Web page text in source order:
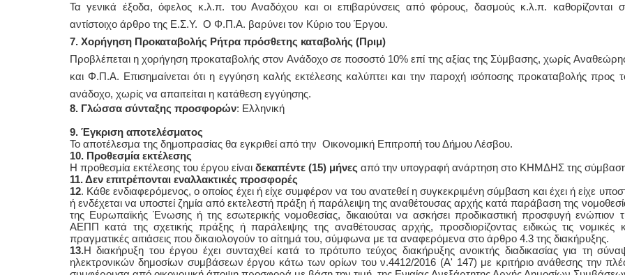
Τα γενικά έξοδα, όφελος κ.λ.π. του Αναδόχου και οι επιβαρύνσεις από φόρους, δασμούς κ.λ.π. καθορίζονται
αντίστοιχο άρθρο της Ε.Σ.Υ. Ο Φ.Π.Α. βαρύνει τον Κύριο του Έργου.
7. Χορήγηση Προκαταβολής Ρήτρα πρόσθετης καταβολής (Πριμ)
Προβλέπεται η χορήγηση προκαταβολής στον Ανάδοχο σε ποσοστό 10% επί της αξίας της Σύμβασης, χωρίς
και Φ.Π.Α. Επισημαίνεται ότι η εγγύηση καλής εκτέλεσης καλύπτει και την παροχή ισόποσης προκαταβολής προς
ανάδοχο, χωρίς να απαιτείται η κατάθεση εγγύησης.
8. Γλώσσα σύνταξης προσφορών: Ελληνική
9. Έγκριση αποτελέσματος
Το αποτέλεσμα της δημοπρασίας θα εγκριθεί από την Οικονομική Επιτροπή του Δήμου Λέσβου.
10. Προθεσμία εκτέλεσης
Η προθεσμία εκτέλεσης του έργου είναι δεκαπέντε (15) μήνες από την υπογραφή ανάρτηση στο ΚΗΜΔΗΣ της
11. Δεν επιτρέπονται εναλλακτικές προσφορές
12. Κάθε ενδιαφερόμενος, ο οποίος έχει ή είχε συμφέρον να του ανατεθεί η συγκεκριμένη σύμβαση και έχει ή είχε
ή ενδέχεται να υποστεί ζημία από εκτελεστή πράξη ή παράλειψη της αναθέτουσας αρχής κατά παράβαση της
της Ευρωπαϊκής Ένωσης ή της εσωτερικής νομοθεσίας, δικαιούται να ασκήσει προδικαστική προσφυγή ενώπιον
ΑΕΠΠ κατά της σχετικής πράξης ή παράλειψης της αναθέτουσας αρχής, προσδιορίζοντας ειδικώς τις νομικές
πραγματικές αιτιάσεις που δικαιολογούν το αίτημά του, σύμφωνα με τα αναφερόμενα στο άρθρο 4.3 της διακήρυξης.
13.Η διακήρυξη του έργου έχει συνταχθεί κατά το πρότυπο τεύχος διακήρυξης ανοικτής διαδικασίας για τη
ηλεκτρονικών δημοσίων συμβάσεων έργου κάτω των ορίων του ν.4412/2016 (Α' 147) με κριτήριο ανάθεσης την